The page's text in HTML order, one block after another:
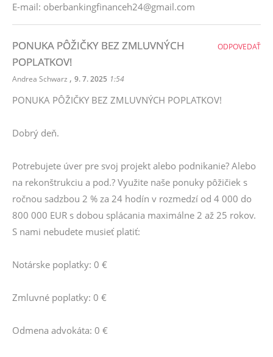
E-mail: oberbankingfinanceh24@gmail.com
PONUKA PÔŽIČKY BEZ ZMLUVNÝCH
POPLATKOV!
Andrea Schwarz , 9. 7. 2025 1:54
PONUKA PÔŽIČKY BEZ ZMLUVNÝCH POPLATKOV!
Dobrý deň.
Potrebujete úver pre svoj projekt alebo podnikanie? Alebo
na rekonštrukciu a pod.? Využite naše ponuky pôžičiek s
ročnou sadzbou 2 % za 24 hodín v rozmedzí od 4 000 do
800 000 EUR s dobou splácania maximálne 2 až 25 rokov.
S nami nebudete musieť platiť:
Notárske poplatky: 0 €
Zmluvné poplatky: 0 €
Odmena advokáta: 0 €
ODPOVEDAŤ